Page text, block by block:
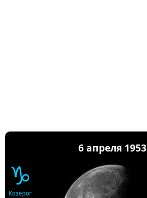
6 апреля 1953
♑
Козерог